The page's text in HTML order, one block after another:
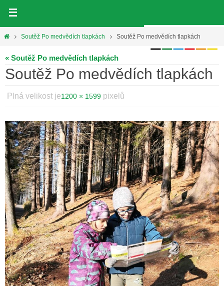
obsahHomeSoutěž Po medvědích tlapkách Soutěž Po medvědích tlapkách
« Soutěž Po medvědích tlapkách
Soutěž Po medvědích tlapkách
Plná velikost je1200 × 1599 pixelů